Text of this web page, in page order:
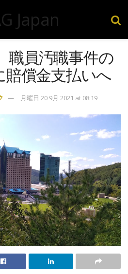
員汚職事件の
賠償金支払いへ
月曜日 20 9月 2021 at 08:19